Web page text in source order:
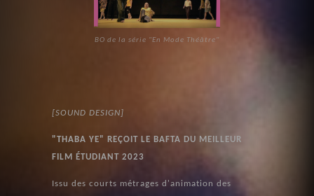
BO de la série "En Mode Théâtre"
[SOUND DESIGN]
"THABA YE" REÇOIT LE BAFTA DU MEILLEUR
FILM ÉTUDIANT 2023
Issu des courts métrages d'animation des